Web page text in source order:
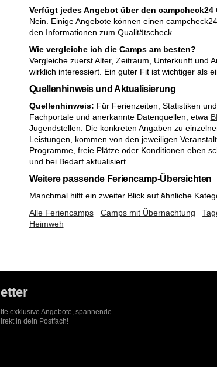
Verfügt jedes Angebot über den
Nein. Einige Angebote können einen
den Informationen zum Qualitätscheck.
Wie vergleiche ich die Camps am besten?
Vergleiche zuerst Alter, Zeitraum, Unterkunft und
wirklich interessiert. Ein guter Fit ist wichtiger als
Quellenhinweis und Aktualisierung
Quellenhinweis: Für Ferienzeiten, Statistiken
Fachportale und anerkannte Datenquellen, etwa
Jugendstellen. Die konkreten Angaben zu
Leistungen, kommen von den jeweiligen
Programme, freie Plätze oder Konditionen eben
und bei Bedarf aktualisiert.
Weitere passende Feriencamp-Übersichten
Manchmal hilft ein zweiter Blick auf ähnliche
Alle Feriencamps
Camps mit Übernachtung
Heimweh
exklusive Angebote, spannende
in dein Postfach!